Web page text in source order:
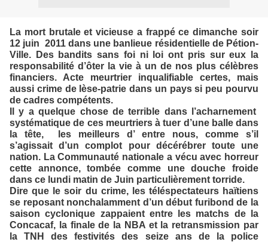
La mort brutale et vicieuse a frappé ce dimanche soir
12 juin 2011 dans une banlieue résidentielle de Pétion-
Ville. Des bandits sans foi ni loi ont pris sur eux la
responsabilité d’ôter la vie à un de nos plus célèbres
financiers. Acte meurtrier inqualifiable certes, mais
aussi crime de lèse-patrie dans un pays si peu pourvu
de cadres compétents.
Il y a quelque chose de terrible dans l’acharnement
systématique de ces meurtriers à tuer d’une balle dans
la tête,
les meilleurs d’ entre nous, comme s’il
s’agissait d’un complot pour décérébrer toute une
nation. La Communauté nationale a vécu avec horreur
cette annonce, tombée comme une douche froide
dans ce lundi matin de Juin particulièrement torride.
Dire que le soir du crime, les téléspectateurs haïtiens
se reposant nonchalamment d’un début furibond de la
saison cyclonique zappaient entre les matchs de la
Concacaf, la finale de la NBA et la retransmission par
la TNH des festivités des seize ans de la police